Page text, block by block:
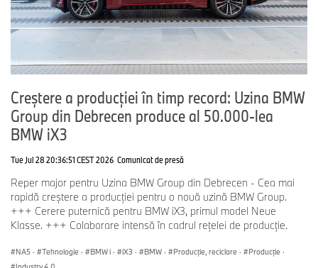
Creștere a producției în timp record: Uzina BMW
Group din Debrecen produce al 50.000-lea
BMW iX3
Tue Jul 28 20:36:51 CEST 2026 Comunicat de presă
Reper major pentru Uzina BMW Group din Debrecen - Cea mai
rapidă creștere a producției pentru o nouă uzină BMW Group.
+++ Cerere puternică pentru BMW iX3, primul model Neue
Klasse. +++ Colaborare intensă în cadrul rețelei de producție.
NA5 · Tehnologie · BMW i · iX3 · BMW · Producţie, reciclare · Producţie ·